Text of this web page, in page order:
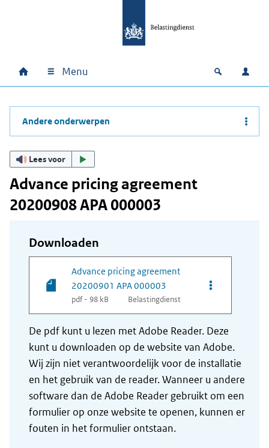
Hoofdnavigatie
Home Menu Open
Andere onderwerpen
Lees voor
Advance pricing agreement
20200908 APA 000003
Downloaden
Advance pricing agreement
20200901 APA 000003
pdf - 98 kB Belastingdienst
Opties van
De pdf kunt u lezen met Adobe Reader. Deze
kunt u downloaden op de website van Adobe.
Wij zijn niet verantwoordelijk voor de installatie
en het gebruik van de reader. Wanneer u andere
software dan de Adobe Reader gebruikt om een
formulier op onze website te openen, kunnen er
fouten in het formulier ontstaan.